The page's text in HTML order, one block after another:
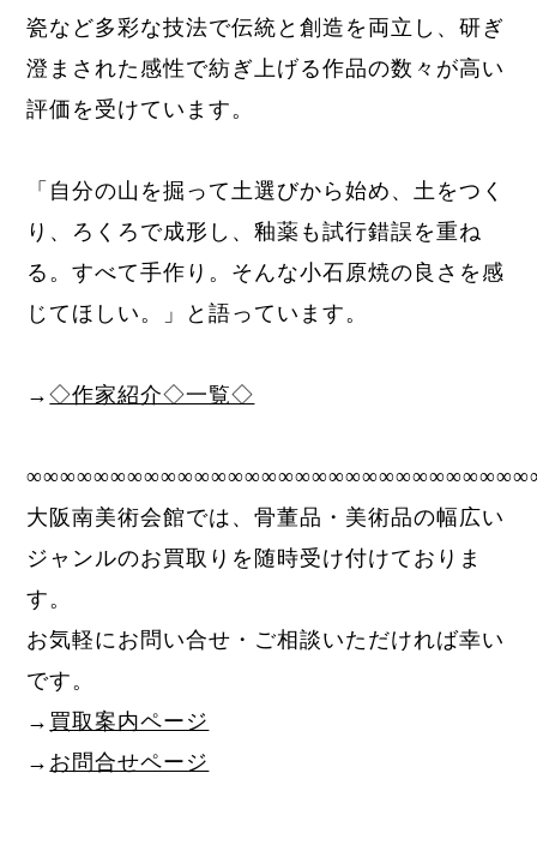
瓷など多彩な技法で伝統と創造を両立し、研ぎ
澄まされた感性で紡ぎ上げる作品の数々が高い
評価を受けています。
「 自分の山を掘って土選びから始め、土をつく
り、ろくろで成形し、釉薬も試行錯誤を重ね
る。すべて手作り。そんな小石原焼の良さを感
じてほしい。」と語っています。
→◇作家紹介◇一覧◇
大阪南美術会館では、骨董品・美術品の幅広い
ジャンルのお買取りを随時受け付けておりま
す。
お気軽にお問い合せ・ご相談いただければ幸い
です。
→ 買取案内ページ
→ お問合せページ